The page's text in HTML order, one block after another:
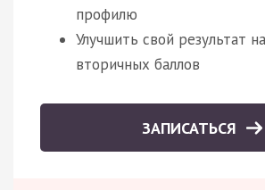
профилю
Улучшить свой результат
вторичных баллов
ЗАПИСАТЬСЯ